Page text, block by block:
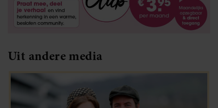
Uit andere media